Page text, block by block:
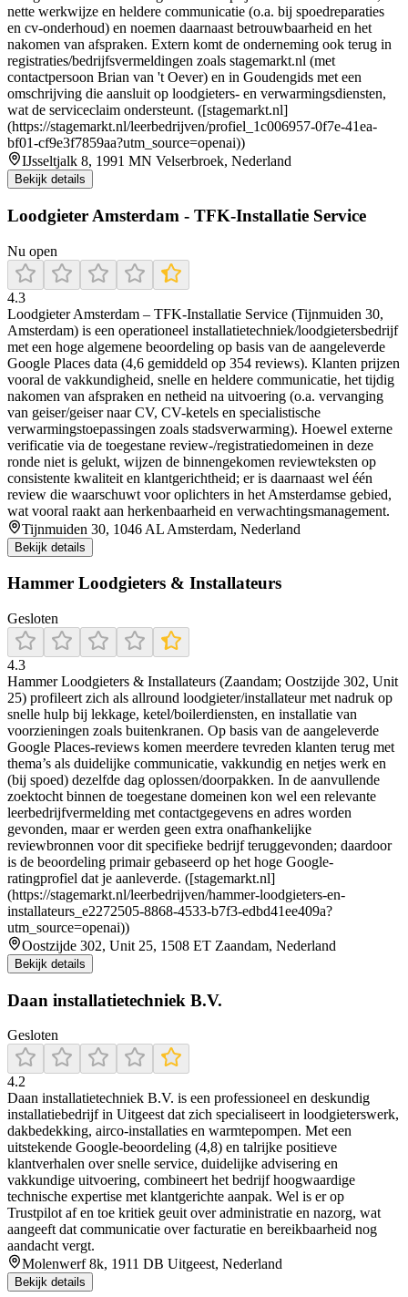
nette werkwijze en heldere communicatie (o.a. bij spoedreparaties
en cv-onderhoud) en noemen daarnaast betrouwbaarheid en het
nakomen van afspraken. Extern komt de onderneming ook terug in
registraties/bedrijfsvermeldingen zoals stagemarkt.nl (met
contactpersoon Brian van 't Oever) en in Goudengids met een
omschrijving die aansluit op loodgieters- en verwarmingsdiensten,
wat de serviceclaim ondersteunt. ([stagemarkt.nl]
(https://stagemarkt.nl/leerbedrijven/profiel_1c006957-0f7e-41ea-
bf01-cf9e3f7859aa?utm_source=openai))
IJsseltjalk 8, 1991 MN Velserbroek, Nederland
Bekijk details
Loodgieter Amsterdam - TFK-Installatie Service
Nu open
4.3
Loodgieter Amsterdam – TFK-Installatie Service (Tijnmuiden 30,
Amsterdam) is een operationeel installatietechniek/loodgietersbedrijf
met een hoge algemene beoordeling op basis van de aangeleverde
Google Places data (4,6 gemiddeld op 354 reviews). Klanten prijzen
vooral de vakkundigheid, snelle en heldere communicatie, het tijdig
nakomen van afspraken en netheid na uitvoering (o.a. vervanging
van geiser/geiser naar CV, CV-ketels en specialistische
verwarmingstoepassingen zoals stadsverwarming). Hoewel externe
verificatie via de toegestane review-/registratiedomeinen in deze
ronde niet is gelukt, wijzen de binnengekomen reviewteksten op
consistente kwaliteit en klantgerichtheid; er is daarnaast wel één
review die waarschuwt voor oplichters in het Amsterdamse gebied,
wat vooral raakt aan herkenbaarheid en verwachtingsmanagement.
Tijnmuiden 30, 1046 AL Amsterdam, Nederland
Bekijk details
Hammer Loodgieters & Installateurs
Gesloten
4.3
Hammer Loodgieters & Installateurs (Zaandam; Oostzijde 302, Unit
25) profileert zich als allround loodgieter/installateur met nadruk op
snelle hulp bij lekkage, ketel/boilerdiensten, en installatie van
voorzieningen zoals buitenkranen. Op basis van de aangeleverde
Google Places-reviews komen meerdere tevreden klanten terug met
thema’s als duidelijke communicatie, vakkundig en netjes werk en
(bij spoed) dezelfde dag oplossen/doorpakken. In de aanvullende
zoektocht binnen de toegestane domeinen kon wel een relevante
leerbedrijfvermelding met contactgegevens en adres worden
gevonden, maar er werden geen extra onafhankelijke
reviewbronnen voor dit specifieke bedrijf teruggevonden; daardoor
is de beoordeling primair gebaseerd op het hoge Google-
ratingprofiel dat je aanleverde. ([stagemarkt.nl]
(https://stagemarkt.nl/leerbedrijven/hammer-loodgieters-en-
installateurs_e2272505-8868-4533-b7f3-edbd41ee409a?
utm_source=openai))
Oostzijde 302, Unit 25, 1508 ET Zaandam, Nederland
Bekijk details
Daan installatietechniek B.V.
Gesloten
4.2
Daan installatietechniek B.V. is een professioneel en deskundig
installatiebedrijf in Uitgeest dat zich specialiseert in loodgieterswerk,
dakbedekking, airco-installaties en warmtepompen. Met een
uitstekende Google-beoordeling (4,8) en talrijke positieve
klantverhalen over snelle service, duidelijke advisering en
vakkundige uitvoering, combineert het bedrijf hoogwaardige
technische expertise met klantgerichte aanpak. Wel is er op
Trustpilot af en toe kritiek geuit over administratie en nazorg, wat
aangeeft dat communicatie over facturatie en bereikbaarheid nog
aandacht vergt.
Molenwerf 8k, 1911 DB Uitgeest, Nederland
Bekijk details